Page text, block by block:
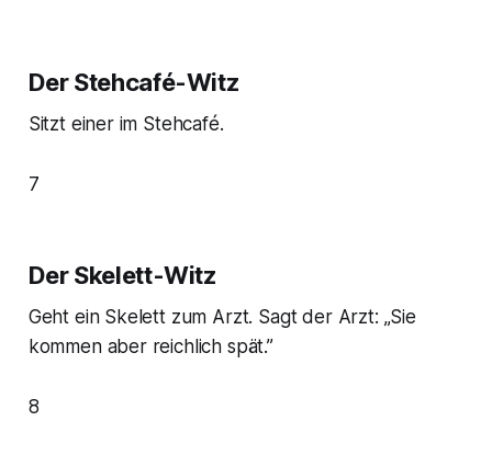
Der Stehcafé-Witz
Sitzt einer im Stehcafé.
7
Der Skelett-Witz
Geht ein Skelett zum Arzt. Sagt der Arzt: „Sie
kommen aber reichlich spät.”
8